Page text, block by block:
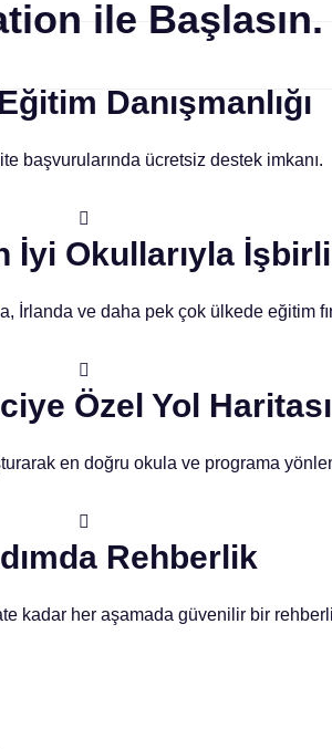
ile Başlasın.
Danışmanlığı
başvurularında ücretsiz destek imkanı.
İyi Okullarıyla
İrlanda ve daha pek çok ülkede eğitim
Özel Yol Haritası
en doğru okula ve programa
Rehberlik
kadar her aşamada güvenilir bir